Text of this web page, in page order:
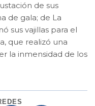
de sus
de gala; de La
sus vajillas para el
que realizó una
la inmensidad de los